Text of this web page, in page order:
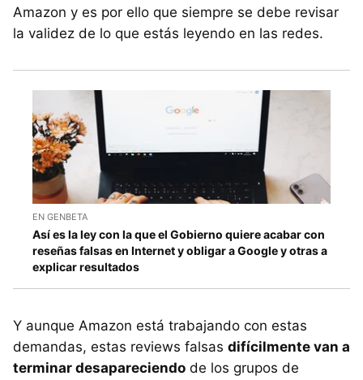
Amazon y es por ello que siempre se debe revisar
la validez de lo que estás leyendo en las redes.
EN GENBETA
Así es la ley con la que el Gobierno quiere acabar con
reseñas falsas en Internet y obligar a Google y otras a
explicar resultados
Y aunque Amazon está trabajando con estas
demandas, estas reviews falsas difícilmente van a
terminar desapareciendo de los grupos de